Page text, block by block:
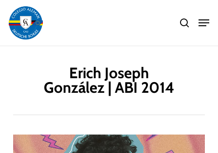
main
content
search
Erich Joseph
González | ABI 2014